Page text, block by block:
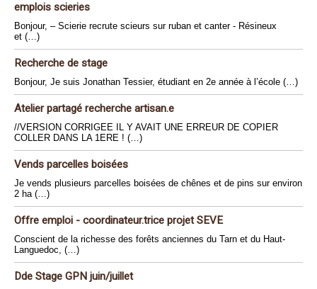
emplois scieries
Bonjour, – Scierie recrute scieurs sur ruban et canter - Résineux
et (…)
Recherche de stage
Bonjour, Je suis Jonathan Tessier, étudiant en 2e année à l’école (…)
Atelier partagé recherche artisan.e
//VERSION CORRIGEE IL Y AVAIT UNE ERREUR DE COPIER
COLLER DANS LA 1ERE ! (…)
Vends parcelles boisées
Je vends plusieurs parcelles boisées de chênes et de pins sur environ
2 ha (…)
Offre emploi - coordinateur.trice projet SEVE
Conscient de la richesse des forêts anciennes du Tarn et du Haut-
Languedoc, (…)
Dde Stage GPN juin/juillet